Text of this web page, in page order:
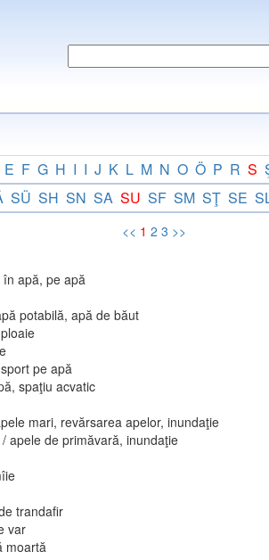
E F G H I I J K L M N O Ö P R S
SÜ SH SN SA SU SF SM SŢ SE
<< 1 2 3 >>
apă, pe apă
potabilă, apă de băut
pe apă
spaţiu acvatic
mari, revărsarea apelor, inundaţie
apele de primăvară, inundaţie
trandafir
var
moartă